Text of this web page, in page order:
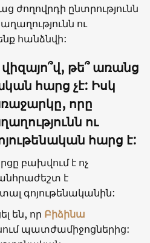
ժողովրդի ընտրությունն
ու
հանձնվի:
թե՞ առանց
հարց չէ: Իսկ
որը
ու
հարց է:
բախվում է ոչ
է
գոյութենականին:
են, որ Բիձինա
պատժամիջոցներից: